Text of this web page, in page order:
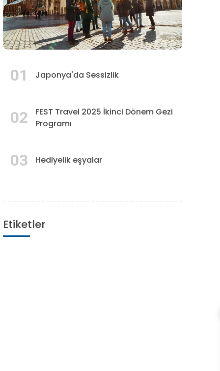
01 Japonya'da Sessizlik
02
FEST Travel 2025 İkinci Dönem Gezi
Programı
03 Hediyelik eşyalar
Etiketler